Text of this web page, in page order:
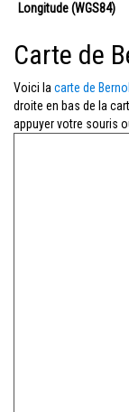
Longitude (WGS84)
Carte de
Voici la carte de
droite en bas de la
appuyer votre souris